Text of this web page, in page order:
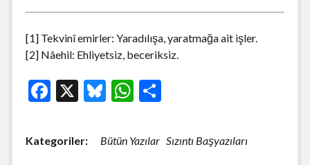
[1] Tekvinî emirler: Yaradılışa, yaratmağa ait işler.
[2] Nâehil: Ehliyetsiz, beceriksiz.
F
e
X Bl
es
W
at
S
ar
Kategoriler: Bütün Yazılar Sızıntı Başyazıları